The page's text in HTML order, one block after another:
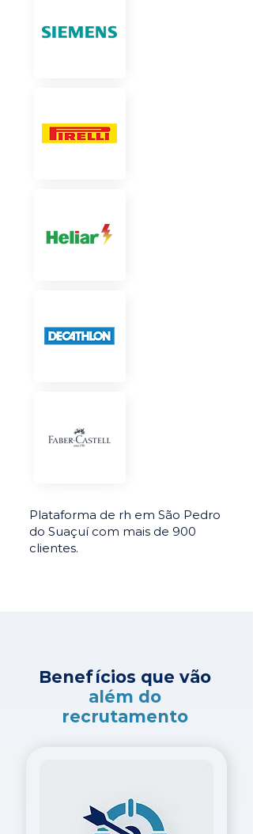
Plataforma de rh em São Pedro
do Suaçuí com mais de 900
clientes.
Benefícios que vão
além do
recrutamento